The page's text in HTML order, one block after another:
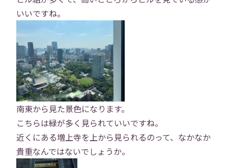
役員紹介
採用情報 役員インタビュー
社員インタビュー
研修 勉強会
プロジェクト
いいですね。
南東から見た景色になります。
こちらは緑が多く見られていいですね。
近くにある増上寺を上から見られるのって、なかなか
貴重なんではないでしょうか。